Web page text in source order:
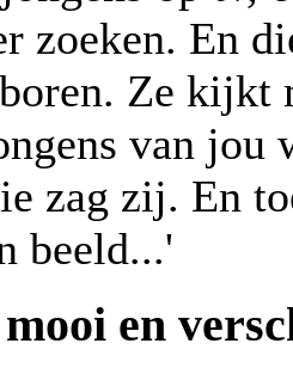
zoeken. En
Ze kijkt
van jou
zag zij. En
beeld...'
en